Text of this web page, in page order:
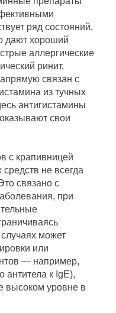
ряд состояний,
дают хороший
аллергические
ринит,
связан с
из тучных
антигистамины
свои
с крапивницей
не всегда
связано с
при
может
или
— например,
антитела к IgE),
высоком уровне в